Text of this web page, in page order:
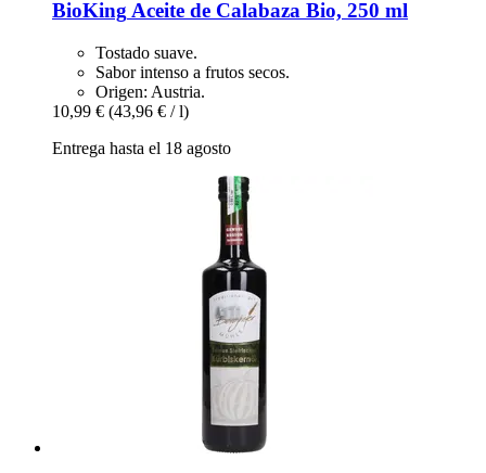
BioKing Aceite de Calabaza Bio, 250 ml
Tostado suave.
Sabor intenso a frutos secos.
Origen: Austria.
10,99 € (43,96 € / l)
Entrega hasta el 18 agosto